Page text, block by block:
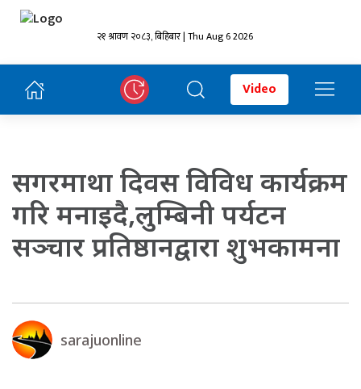
२१ श्रावण २०८३, बिहिबार | Thu Aug 6 2026
Video
सगरमाथा दिवस विविध कार्यक्रम
गरि मनाइदै,लुम्बिनी पर्यटन
सञ्चार प्रतिष्ठानद्वारा शुभकामना
sarajuonline